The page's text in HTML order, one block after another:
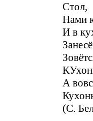
Стол,
Нами
И в
А
(С.